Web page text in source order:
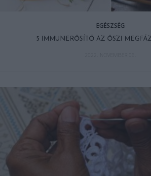
EGÉSZSÉG
5 IMMUNERŐSÍTŐ AZ ŐSZI